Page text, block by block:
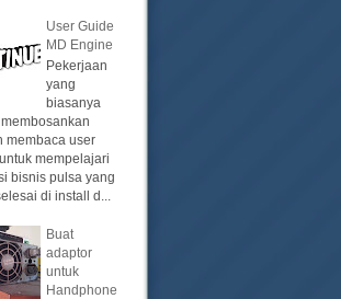
User Guide
MD Engine
Pekerjaan
yang
biasanya
membaca user
mempelajari
bisnis pulsa yang
di install d...
Buat
adaptor
untuk
Handphone